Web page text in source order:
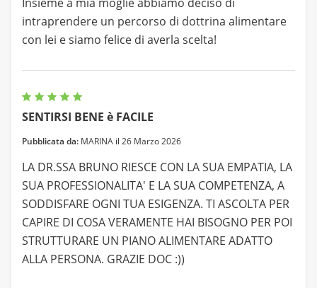
intraprendere un percorso di dottrina alimentare
con lei e siamo felice di averla scelta!
SENTIRSI BENE è FACILE
Pubblicata da: MARINA il 26 Marzo 2026
LA DR.SSA BRUNO RIESCE CON LA SUA EMPATIA, LA
SUA PROFESSIONALITA' E LA SUA COMPETENZA, A
SODDISFARE OGNI TUA ESIGENZA. TI ASCOLTA PER
CAPIRE DI COSA VERAMENTE HAI BISOGNO PER POI
STRUTTURARE UN PIANO ALIMENTARE ADATTO
ALLA PERSONA. GRAZIE DOC :))